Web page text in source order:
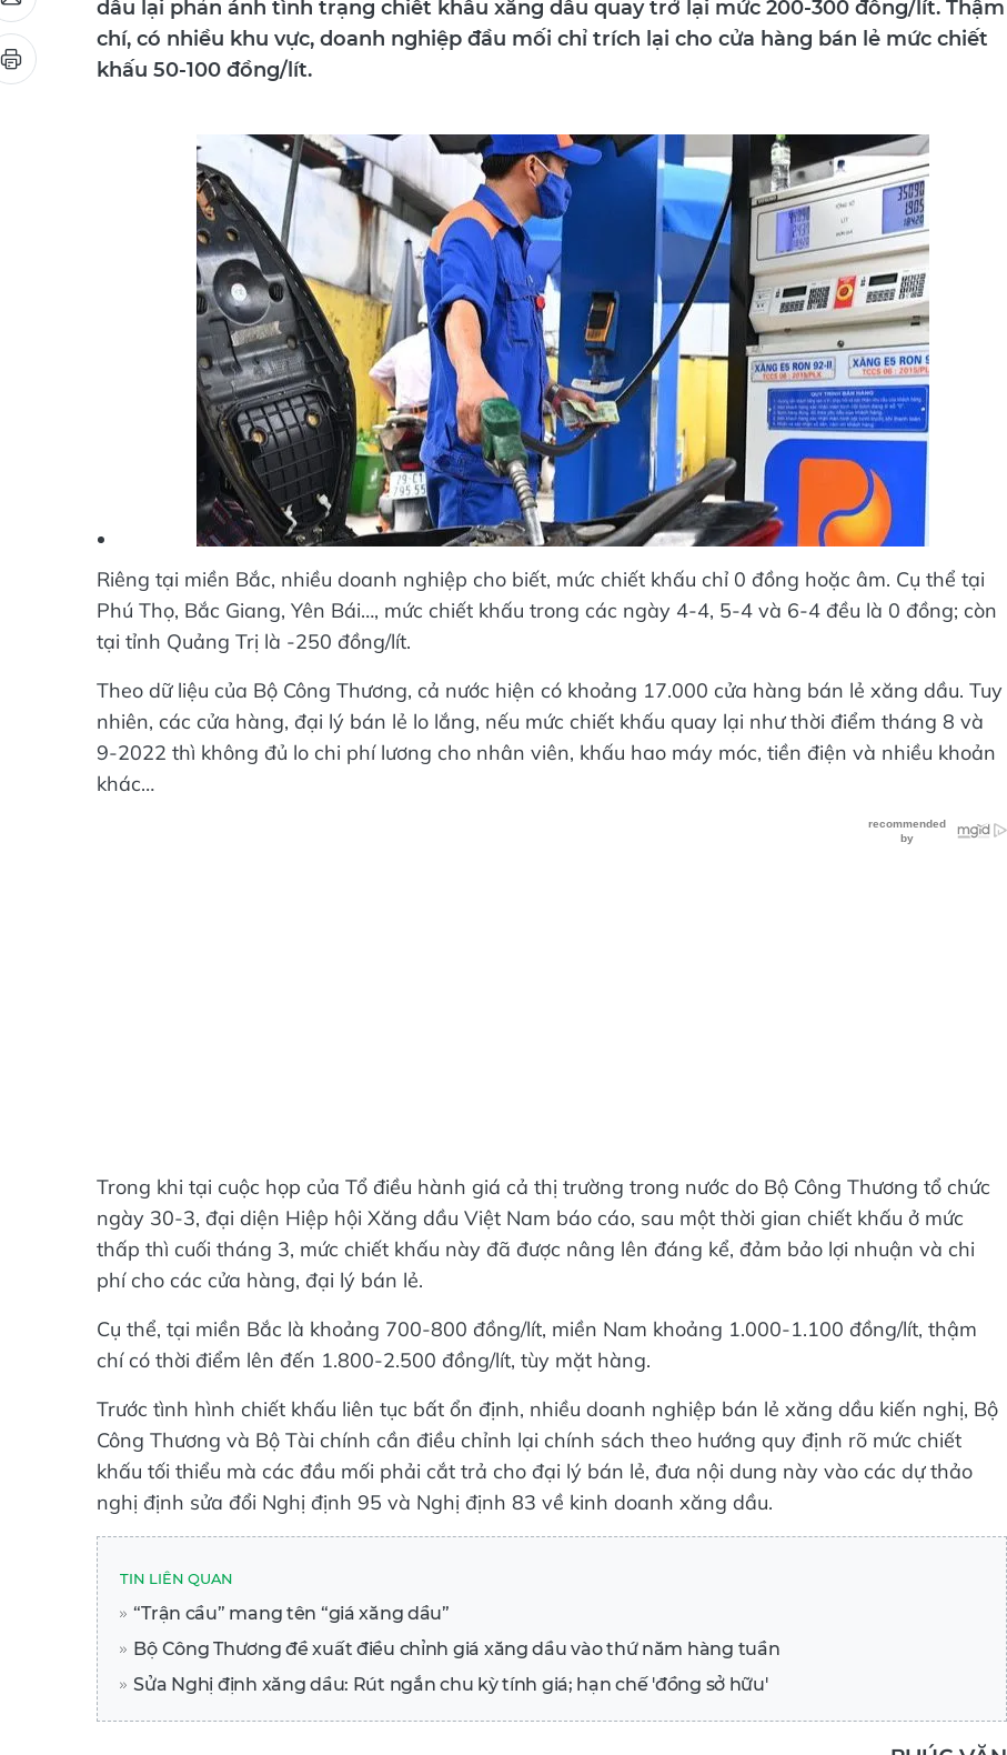
chí, có nhiều khu vực, doanh nghiệp đầu mối chỉ trích lại cho cửa hàng bán lẻ mức chiết
khấu 50-100 đồng/lít.
Riêng tại miền Bắc, nhiều doanh nghiệp cho biết, mức chiết khấu chỉ 0 đồng hoặc âm. Cụ thể tại
Phú Thọ, Bắc Giang, Yên Bái…, mức chiết khấu trong các ngày 4-4, 5-4 và 6-4 đều là 0 đồng; còn
tại tỉnh Quảng Trị là -250 đồng/lít.
Theo dữ liệu của Bộ Công Thương, cả nước hiện có khoảng 17.000 cửa hàng bán lẻ xăng dầu. Tuy
nhiên, các cửa hàng, đại lý bán lẻ lo lắng, nếu mức chiết khấu quay lại như thời điểm tháng 8 và
9-2022 thì không đủ lo chi phí lương cho nhân viên, khấu hao máy móc, tiền điện và nhiều khoản
khác…
Trong khi tại cuộc họp của Tổ điều hành giá cả thị trường trong nước do Bộ Công Thương tổ chức
ngày 30-3, đại diện Hiệp hội Xăng dầu Việt Nam báo cáo, sau một thời gian chiết khấu ở mức
thấp thì cuối tháng 3, mức chiết khấu này đã được nâng lên đáng kể, đảm bảo lợi nhuận và chi
phí cho các cửa hàng, đại lý bán lẻ.
Cụ thể, tại miền Bắc là khoảng 700-800 đồng/lít, miền Nam khoảng 1.000-1.100 đồng/lít, thậm
chí có thời điểm lên đến 1.800-2.500 đồng/lít, tùy mặt hàng.
Trước tình hình chiết khấu liên tục bất ổn định, nhiều doanh nghiệp bán lẻ xăng dầu kiến nghị, Bộ
Công Thương và Bộ Tài chính cần điều chỉnh lại chính sách theo hướng quy định rõ mức chiết
khấu tối thiểu mà các đầu mối phải cắt trả cho đại lý bán lẻ, đưa nội dung này vào các dự thảo
nghị định sửa đổi Nghị định 95 và Nghị định 83 về kinh doanh xăng dầu.
TIN LIÊN QUAN
“Trận cầu” mang tên “giá xăng dầu”
Bộ Công Thương đề xuất điều chỉnh giá xăng dầu vào thứ năm hàng tuần
Sửa Nghị định xăng dầu: Rút ngắn chu kỳ tính giá; hạn chế 'đồng sở hữu'
PHÚC VĂN